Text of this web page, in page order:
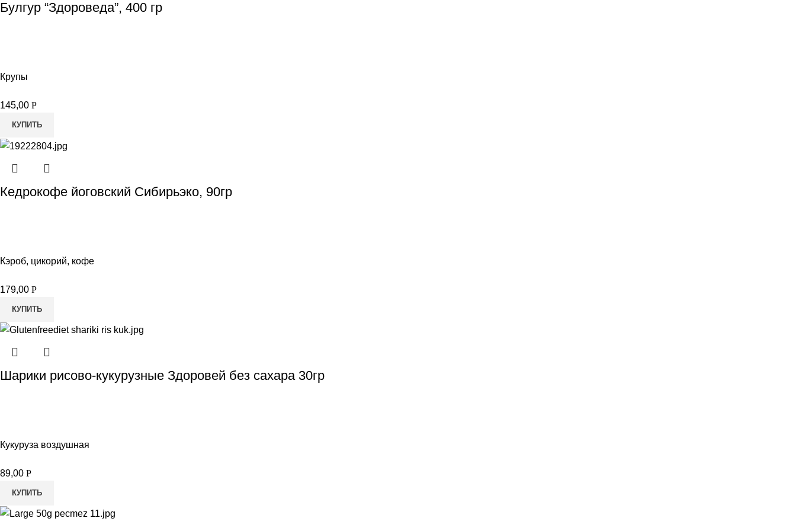
Булгур “Здороведа”, 400 гр
Крупы
145,00 Р
КУПИТЬ
Кедрокофе йоговский Сибирьэко, 90гр
Кэроб, цикорий, кофе
179,00 Р
КУПИТЬ
Шарики рисово-кукурузные Здоровей без сахара 30гр
Кукуруза воздушная
89,00 Р
КУПИТЬ